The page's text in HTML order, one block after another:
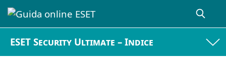
ESET Security Ultimate – Indice